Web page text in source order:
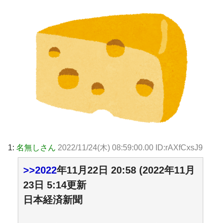
1: 名無しさん 2022/11/24(木) 08:59:00.00 ID:rAXfCxsJ9
>>2022年11月22日 20:58 (2022年11月
23日 5:14更新
日本経済新聞